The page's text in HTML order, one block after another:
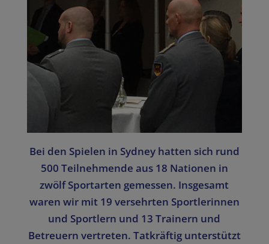
Bei den Spielen in Sydney hatten sich rund
500 Teilnehmende aus 18 Nationen in
zwölf Sportarten gemessen. Insgesamt
waren wir mit 19 versehrten Sportlerinnen
und Sportlern und 13 Trainern und
Betreuern vertreten. Tatkräftig unterstützt